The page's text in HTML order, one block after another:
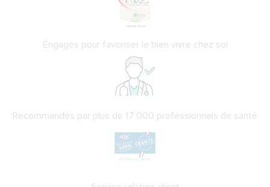
Engagés pour favoriser le bien vivre chez soi
Recommandés par plus de 17 000 professionnels de santé